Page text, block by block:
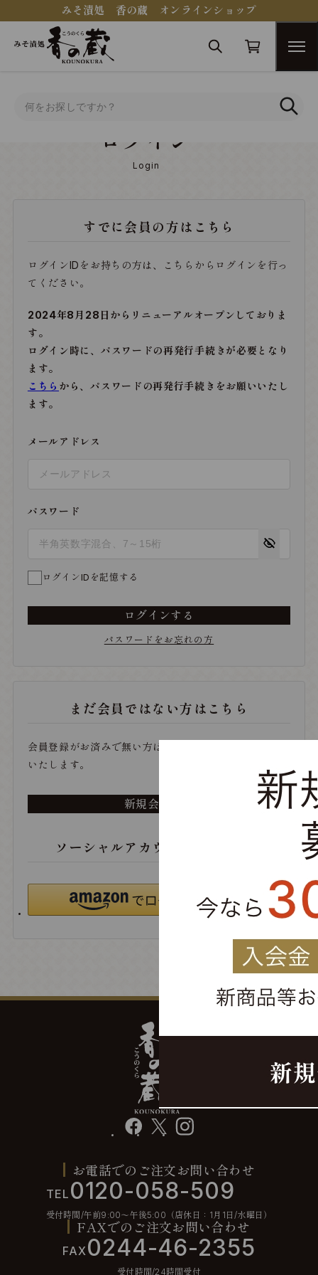
みそ漬処 香の蔵 オンラインショップ
ログイン
Login
すでに会員の方はこちら
ログインIDをお持ちの方は、こちらからログインを行っ
てください。
2024年8月28日からリニューアルオープンしておりま
す。
ログイン時に、パスワードの再発行手続きが必要となり
ます。
こちら から、パスワードの再発行手続きをお願いいたし
ます。
メールアドレス
パスワード
ログインIDを記憶する
ログインする
パスワードをお忘れの方
まだ会員ではない方はこちら
会員登録がお済みで無い方は、こちらから登録をお願い
いたします。
新規会員登録
ソーシャルアカウントでログイン
facebook instagram
お電話でのご注文お問い合わせ
TEL 0120-058-509
受付時間/午前9:00〜午後5:00（店休日：1月1日/水曜日）
FAXでのご注文お問い合わせ
FAX0244-46-2355
受付時間/24時間受付